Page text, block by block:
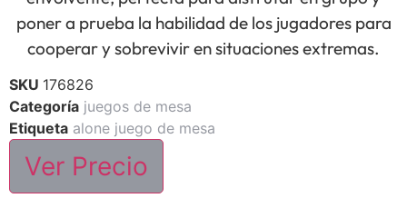
poner a prueba la habilidad de los jugadores para
cooperar y sobrevivir en situaciones extremas.
SKU 176826
Categoría juegos de mesa
Etiqueta alone juego de mesa
Ver Precio